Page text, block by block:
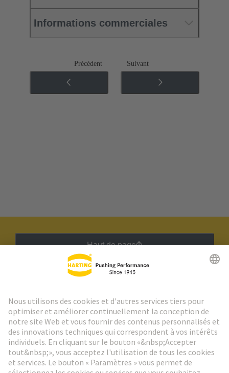
Informations commerciales
Précédent Suivant
Haut de page
Aller à l'inscription